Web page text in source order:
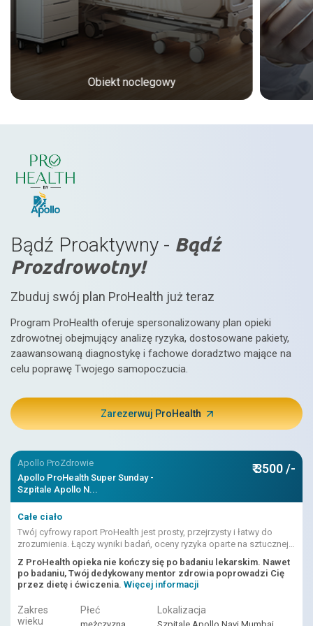
Obiekt noclegowy
Bądź Proaktywny - Bądź
Prozdrowotny!
Zbuduj swój plan ProHealth już teraz
Program ProHealth oferuje spersonalizowany plan opieki
zdrowotnej obejmujący analizę ryzyka, dostosowane pakiety,
zaawansowaną diagnostykę i fachowe doradztwo mające na
celu poprawę Twojego samopoczucia.
Zarezerwuj ProHealth
Apollo ProZdrowie
Apollo ProHealth Super Sunday -
Szpitale Apollo N...
₹ 3500 /-
Całe ciało
Twój cyfrowy raport ProHealth jest prosty, przejrzysty i łatwy do
zrozumienia. Łączy wyniki badań, oceny ryzyka oparte na sztucznej
Z ProHealth opieka nie kończy się po badaniu lekarskim. Nawet
po badaniu, Twój dedykowany mentor zdrowia poprowadzi Cię
przez dietę i ćwiczenia. Więcej informacji
Zakres
wieku
Płeć Lokalizacja